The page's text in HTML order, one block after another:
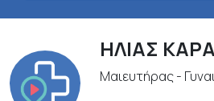
ΗΛΙΑΣ
Μαιευτήρας -